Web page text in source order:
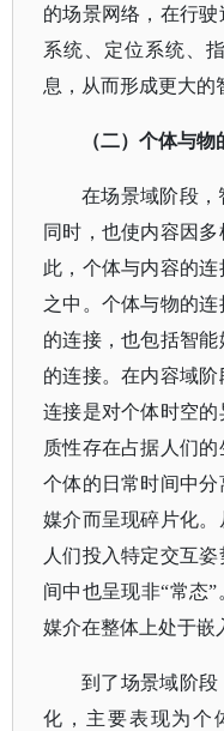
的场景网络，在行
系统、定位系统、
息，从而形成更大的
（二）个体与
在场景域阶段，
同时，也使内容因
此，个体与内容的
之中。个体与物的
的连接，也包括智
的连接。在内容域
连接是对个体时空
质性存在占据人们
个体的日常时间中
媒介而呈现碎片化
人们投入特定交互
间中也呈现非“常态”
媒介在整体上处于嵌
到了场景域阶
化，主要表现为个